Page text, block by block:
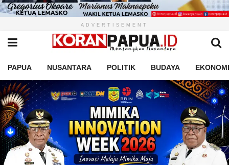
ADVERTISEMENT
PAPUA NUSANTARA POLITIK BUDAYA EKONOMI